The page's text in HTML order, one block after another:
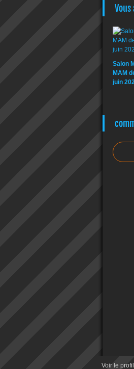
Salon
MAM
juin
Voir le